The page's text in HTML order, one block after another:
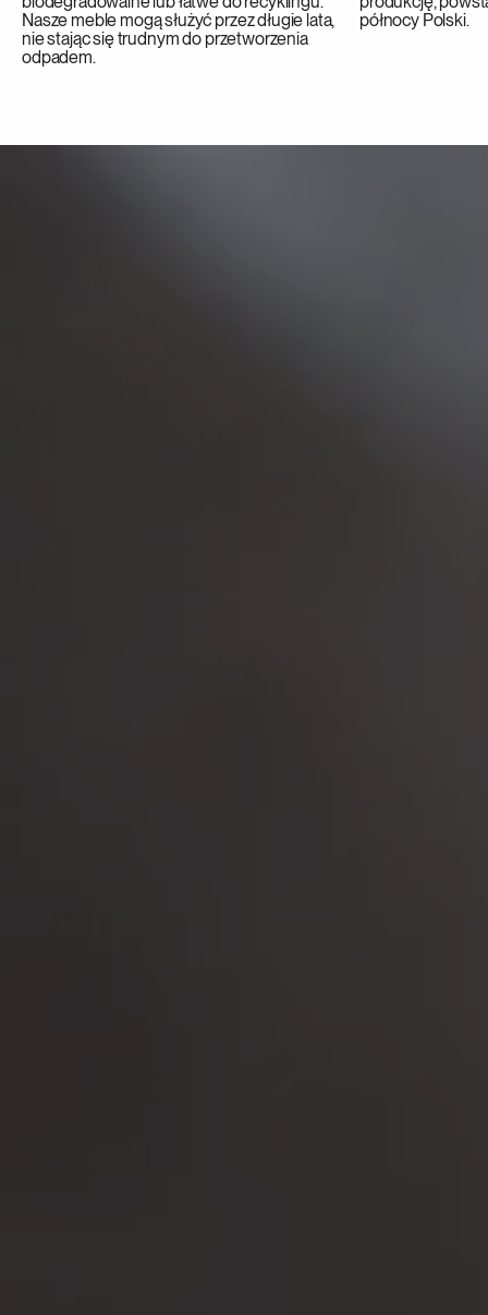
Nasze meble mogą służyć przez długie lata,
nie stając się trudnym do przetworzenia
odpadem.
północy Polski.